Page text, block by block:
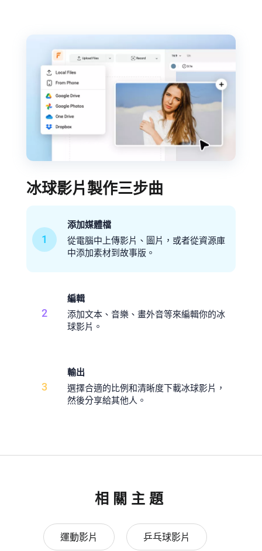
冰球影片製作三步曲
1
添加媒體檔
從電腦中上傳影片、圖片，或者從資源庫
中添加素材到故事版。
2
編輯
添加文本、音樂、畫外音等來編輯你的冰
球影片。
3
輸出
選擇合適的比例和清晰度下載冰球影片，
然後分享給其他人。
相關主題
運動影片 乒乓球影片